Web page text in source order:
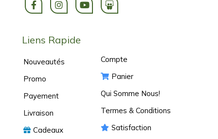
Liens Rapide
Nouveautés
Promo
Payement
Livraison
Cadeaux
Compte
Panier
Qui Somme Nous!
Termes & Conditions
Satisfaction